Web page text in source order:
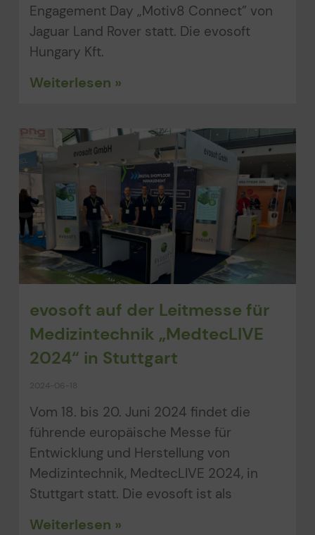
Engagement Day „Motiv8 Connect” von
Jaguar Land Rover statt. Die evosoft
Hungary Kft.
Weiterlesen »
evosoft auf der Leitmesse für
Medizintechnik „MedtecLIVE
2024“ in Stuttgart
2024-06-18
Vom 18. bis 20. Juni 2024 findet die
führende europäische Messe für
Entwicklung und Herstellung von
Medizintechnik, MedtecLIVE 2024, in
Stuttgart statt. Die evosoft ist als
Weiterlesen »